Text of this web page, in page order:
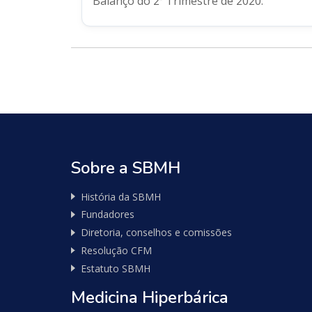
Pure
Club
-
Diabetes,
Health,
Relationships
Sobre a SBMH
História da SBMH
Fundadores
Diretoria, conselhos e comissões
Resolução CFM
Estatuto SBMH
Medicina Hiperbárica